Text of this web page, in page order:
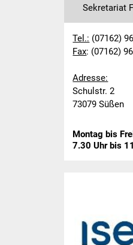
Sekretariat
Tel.: (07162)
Fax: (07162)
Adresse:
Schulstr. 2
73079 Süßen
Montag bis
7.30 Uhr bis